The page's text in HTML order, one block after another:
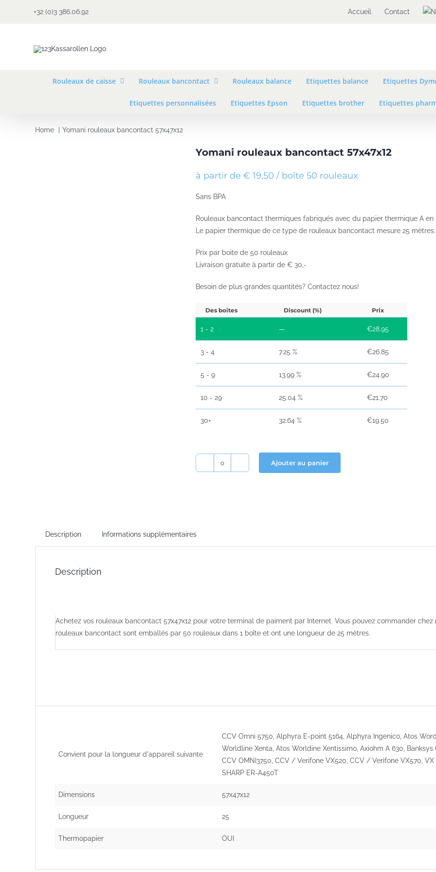
+32 (0)3 386.06.92 Accueil Contact
Rouleaux de caisse Rouleaux bancontact Rouleaux balance Etiquettes balance Etiquettes
Etiquettes personnalisées Etiquettes Epson Etiquettes brother Etiquettes
Home Yomani rouleaux bancontact 57x47x12
Yomani rouleaux bancontact 57x47x12
à partir de € 19,50 / boîte 50 rouleaux
Sans BPA
Rouleaux bancontact thermiques fabriqués avec du papier thermique A en
Le papier thermique de ce type de rouleaux bancontact mesure 25 mètres.
Prix par boite de 50 rouleaux
Livraison gratuite à partir de € 30,-
Besoin de plus grandes quantités? Contactez nous!
Des boites Discount (%) Prix
1 - 2 — €28.95
3 - 4 7.25 % €26.85
5 - 9 13.99 % €24.90
10 - 29 25.04 % €21.70
30+ 32.64 % €19.50
quantité
Ajouter au panier
Description Informations supplémentaires
Description
Achetez vos rouleaux bancontact 57x47x12 pour votre terminal de paiment par Internet. Vous pouvez commander
rouleaux bancontact sont emballés par 50 rouleaux dans 1 boîte et ont une longueur de 25 mètres.
Convient pour la longueur d'appareil suivante
CCV Omni 5750, Alphyra E-point 5164, Alphyra Ingenico, Atos
Worldline Xenta, Atos Worldine Xentissimo, Axiohm A 630, Banksys
CCV OMNI3750, CCV / Verifone VX520, CCV / Verifone VX570,
SHARP ER-A450T
Dimensions 57x47x12
Longueur 25
Thermopapier OUI